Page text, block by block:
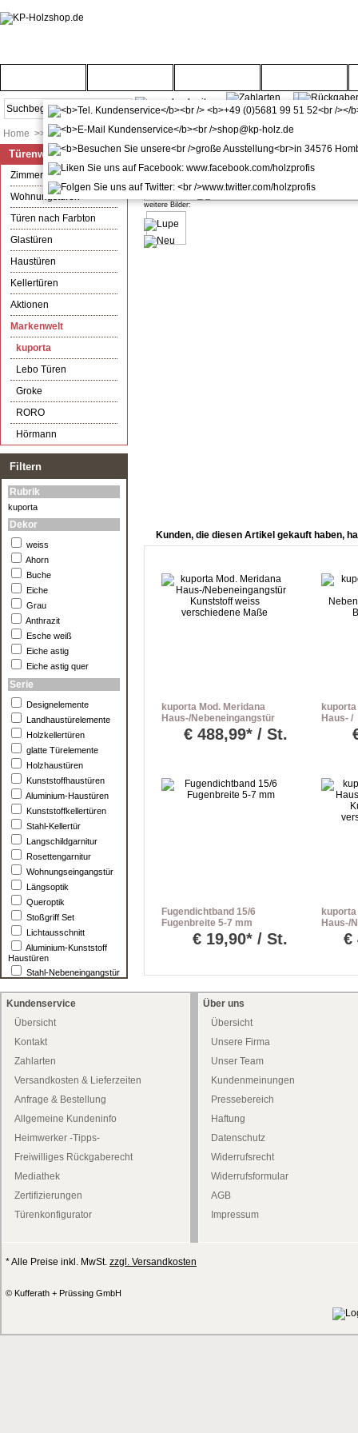
Home >> Türenwelt >> Markenwelt >> kuporta
kuporta Haustürdrücker Home
weitere Bilder:
Kunden, die diesen Artikel gekauft haben,
kuporta Mod. Meridana
Haus-/Nebeneingangstür
Kunststoff weiss
verschiedene Maße
€ 488,99* / St.
Haus- /
Fugendichtband 15/6
Fugenbreite 5-7 mm
€ 19,90* / St.
Haus-/
€
Türenwelt
Zimmertüren
Wohnungstüren
Türen nach Farbton
Glastüren
Haustüren
Kellertüren
Aktionen
Markenwelt
kuporta
Lebo Türen
Groke
RORO
Hörmann
Filtern
Rubrik
kuporta
Dekor
weiss
Ahorn
Buche
Eiche
Grau
Anthrazit
Esche weiß
Eiche astig
Eiche astig quer
Serie
Designelemente
Landhaustürelemente
Holzkellertüren
glatte Türelemente
Holzhaustüren
Kunststoffhaustüren
Aluminium-Haustüren
Kunststoffkellertüren
Stahl-Kellertür
Langschildgarnitur
Rosettengarnitur
Wohnungseingangstür
Längsoptik
Queroptik
Stoßgriff Set
Lichtausschnitt
Aluminium-Kunststoff
Haustüren
Stahl-Nebeneingangstür
Kundenservice
Übersicht
Kontakt
Zahlarten
Versandkosten & Lieferzeiten
Anfrage & Bestellung
Allgemeine Kundeninfo
Heimwerker -Tipps-
Freiwilliges Rückgaberecht
Mediathek
Zertifizierungen
Türenkonfigurator
Über uns
Übersicht
Unsere Firma
Unser Team
Kundenmeinungen
Pressebereich
Haftung
Datenschutz
Widerrufsrecht
Widerrufsformular
AGB
Impressum
* Alle Preise inkl. MwSt. zzgl. Versandkosten
© Kufferath + Prüssing GmbH